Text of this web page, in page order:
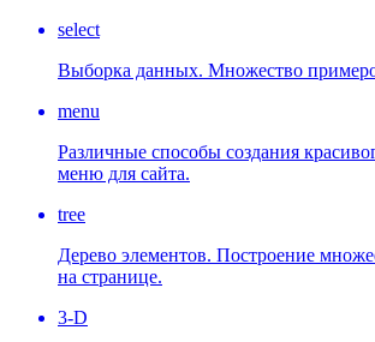
select
Выборка данных. Множество
menu
Различные способы создания
меню для сайта.
tree
Дерево элементов. Построение
на странице.
3-D